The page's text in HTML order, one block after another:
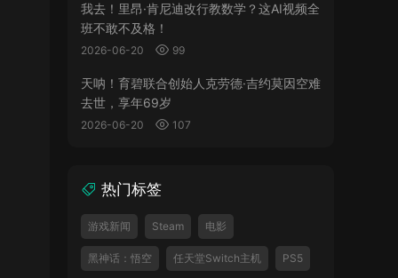
我去！里昂·肯尼迪改行教数学？这AI视频全
班不敢不及格！
2026-06-20 99
天呐！育碧联合创始人克劳德·吉约莫因空难
去世，享年69岁
2026-06-20 107
热门标签
游戏新闻 Steam 电影
黑神话：悟空 任天堂Switch主机 PS5